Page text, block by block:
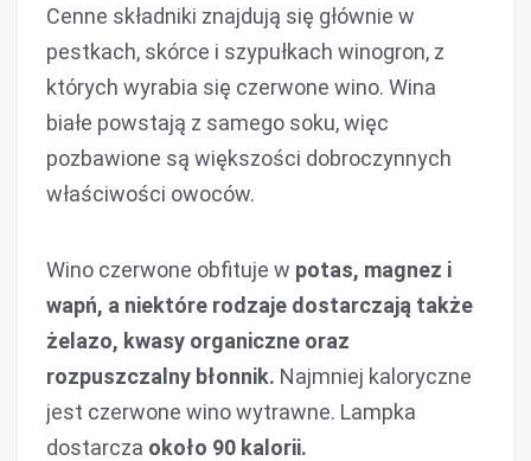
Cenne składniki znajdują się głównie w
pestkach, skórce i szypułkach winogron, z
których wyrabia się czerwone wino. Wina
białe powstają z samego soku, więc
pozbawione są większości dobroczynnych
właściwości owoców.
Wino czerwone obfituje w potas, magnez i
wapń, a niektóre rodzaje dostarczają także
żelazo, kwasy organiczne oraz
rozpuszczalny błonnik. Najmniej kaloryczne
jest czerwone wino wytrawne. Lampka
dostarcza około 90 kalorii.